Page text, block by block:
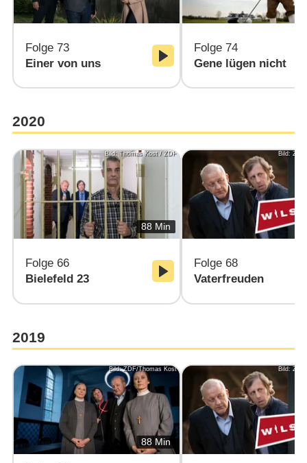
Folge 73
Einer von uns
Folge 74
Gene lügen nicht
2020
Bild: Thomas Kost / ZDF
88 Min
Folge 66
Bielefeld 23
Bild:
Folge 68
Vaterfreuden
2019
Bild: ZDF/Thomas Kost
88 Min
Bild: